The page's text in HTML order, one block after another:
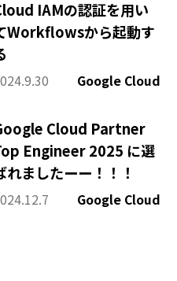
IAMの認証を用い
Workflowsから起動す
Google Cloud
Cloud Partner
Engineer 2025 に選
れましたーー！！！
Google Cloud